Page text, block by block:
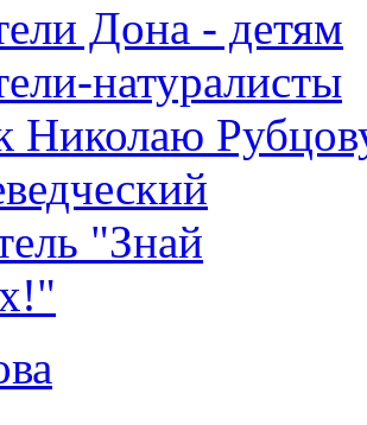
Дона - детям
натуралисты
Николаю